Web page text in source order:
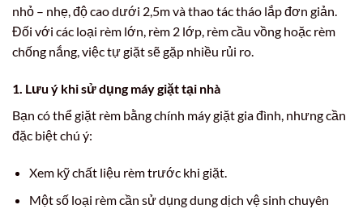
nhỏ – nhẹ, độ cao dưới 2,5m và thao tác tháo lắp đơn giản.
Đối với các loại rèm lớn, rèm 2 lớp, rèm cầu vồng hoặc rèm
chống nắng, việc tự giặt sẽ gặp nhiều rủi ro.
1. Lưu ý khi sử dụng máy giặt tại nhà
Bạn có thể giặt rèm bằng chính máy giặt gia đình, nhưng cần
đặc biệt chú ý:
Xem kỹ chất liệu rèm trước khi giặt.
Một số loại rèm cần sử dụng dung dịch vệ sinh chuyên